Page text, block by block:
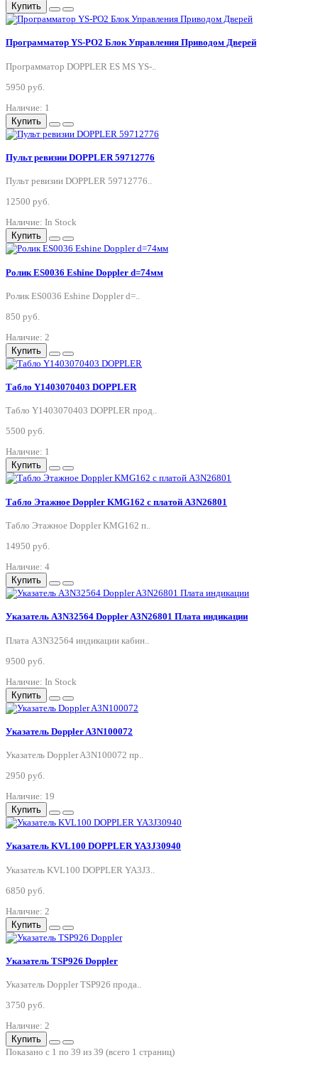
Купить
Программатор YS-PO2 Блок Управления Приводом Дверей
Программатор DOPPLER ES MS YS-..
5950 руб.
Наличие: 1
Купить
Пульт ревизии DOPPLER 59712776
Пульт ревизии DOPPLER 59712776..
12500 руб.
Наличие: In Stock
Купить
Ролик ES0036 Eshine Doppler d=74мм
Ролик ES0036 Eshine Doppler d=..
850 руб.
Наличие: 2
Купить
Табло Y1403070403 DOPPLER
Табло Y1403070403 DOPPLER прод..
5500 руб.
Наличие: 1
Купить
Табло Этажное Doppler KMG162 с платой A3N26801
Табло Этажное Doppler KMG162 п..
14950 руб.
Наличие: 4
Купить
Указатель A3N32564 Doppler A3N26801 Плата индикации
Плата A3N32564 индикации кабин..
9500 руб.
Наличие: In Stock
Купить
Указатель Doppler A3N100072
Указатель Doppler A3N100072 пр..
2950 руб.
Наличие: 19
Купить
Указатель KVL100 DOPPLER YA3J30940
Указатель KVL100 DOPPLER YA3J3..
6850 руб.
Наличие: 2
Купить
Указатель TSP926 Doppler
Указатель Doppler TSP926 прода..
3750 руб.
Наличие: 2
Купить
Показано с 1 по 39 из 39 (всего 1 страниц)